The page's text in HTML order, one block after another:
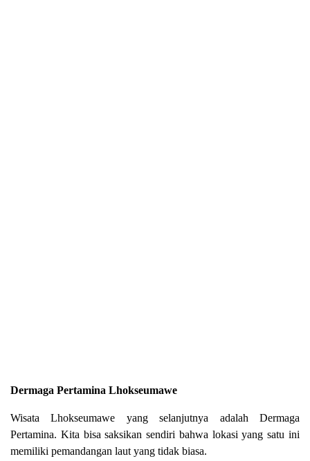
Dermaga Pertamina Lhokseumawe
Wisata Lhokseumawe yang selanjutnya adalah Dermaga
Pertamina. Kita bisa saksikan sendiri bahwa lokasi yang satu ini
memiliki pemandangan laut yang tidak biasa.